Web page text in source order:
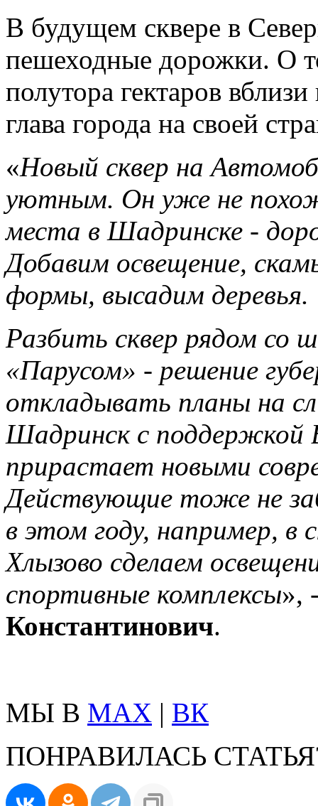
В будущем сквере в
пешеходные дорожки. О
полутора гектаров
глава города на своей
«Новый сквер на
уютным. Он уже не
места в Шадринске -
Добавим освещение,
формы, высадим деревья.
Разбить сквер рядом со
«Парусом» - решение
откладывать планы на
Шадринск с поддержкой
прирастает новыми
Действующие тоже не
в этом году, например, в
Хлызово сделаем
спортивные комплексы»,
Константинович.
МЫ В MAX | ВК
ПОНРАВИЛАСЬ